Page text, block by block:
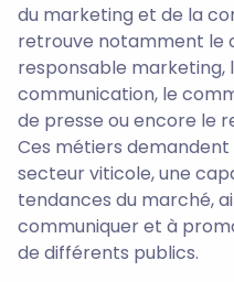
du marketing et de la
retrouve notamment le
responsable marketing,
communication, le
de presse ou encore le
Ces métiers
secteur viticole, une
tendances du marché,
communiquer et à
de différents publics.